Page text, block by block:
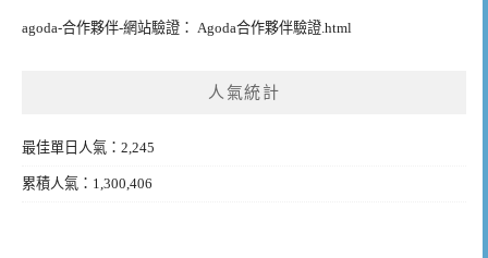
agoda-合作夥伴-網站驗證： Agoda合作夥伴驗證.html
人氣統計
最佳單日人氣：2,245
累積人氣：1,300,406